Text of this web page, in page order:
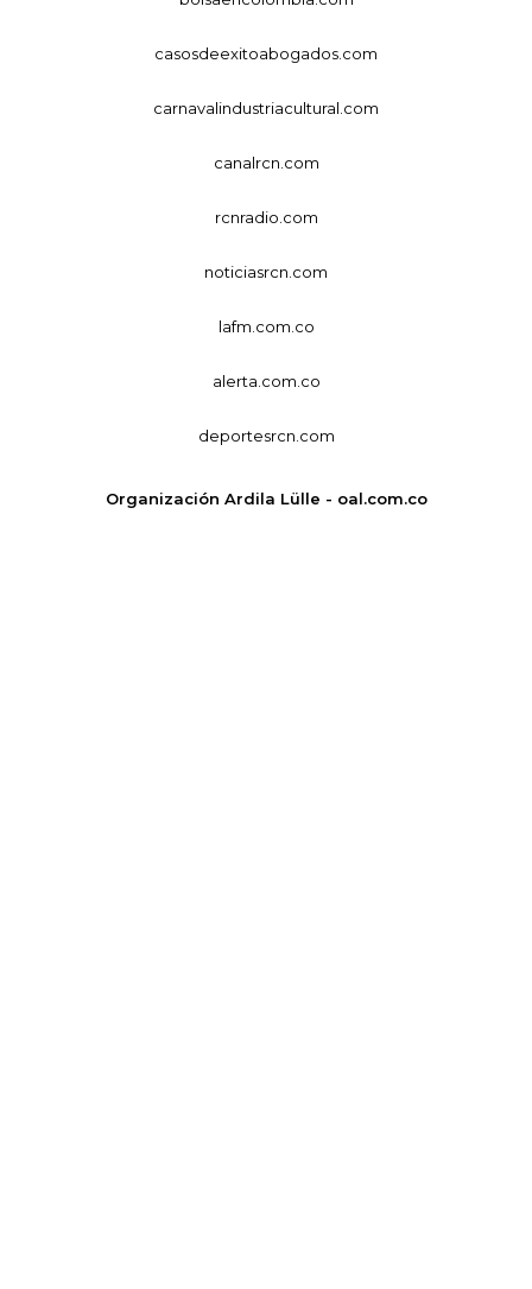
casosdeexitoabogados.com
carnavalindustriacultural.com
canalrcn.com
rcnradio.com
noticiasrcn.com
lafm.com.co
alerta.com.co
deportesrcn.com
Organización Ardila Lülle - oal.com.co